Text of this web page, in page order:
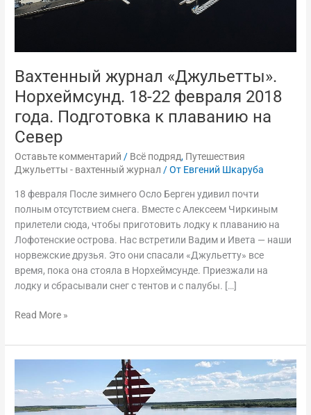
Вахтенный журнал «Джульетты».
Норхеймсунд. 18-22 февраля 2018
года. Подготовка к плаванию на
Север
Оставьте комментарий / Всё подряд, Путешествия
Джульетты - вахтенный журнал / От Евгений Шкаруба
18 февраля После зимнего Осло Берген удивил почти
полным отсутствием снега. Вместе с Алексеем Чиркиным
прилетели сюда, чтобы приготовить лодку к плаванию на
Лофотенские острова. Нас встретили Вадим и Ивета — наши
норвежские друзья. Это они спасали «Джульетту» все
время, пока она стояла в Норхеймсунде. Приезжали на
лодку и сбрасывали снег с тентов и с палубы. […]
плаванию
Read More »
реке
Мезень